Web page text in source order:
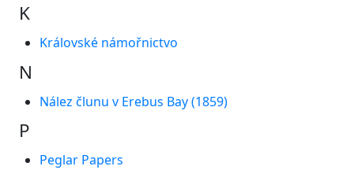
K
Královské námořnictvo
N
Nález člunu v Erebus Bay (1859)
P
Peglar Papers